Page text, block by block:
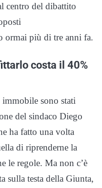
centro del dibattito
ormai più di tre anni fa.
costa il 40%
sono stati
del sindaco Diego
ha fatto una volta
di riprenderne la
le regole. Ma non c’è
sulla testa della Giunta,